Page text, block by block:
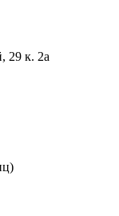
29 к. 2а